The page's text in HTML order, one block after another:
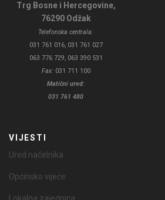
Trg Bosne i Hercegovine,
76290 Odžak
Telefonska centrala:
031 761 016, 031 761 027
063 776 729, 063 390 531
Fax: 031 711 100
Matični ured:
031 761 480
VIJESTI
Ured načelnika
Općinsko vijeće